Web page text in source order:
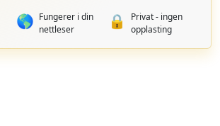
🌎 Fungerer i din
nettleser
🔒
Privat - ingen
opplasting